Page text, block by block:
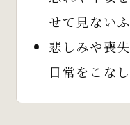
せて見ない
悲しみや喪
日常をこな